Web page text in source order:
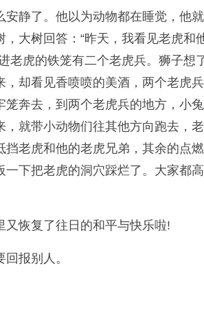
静了。他以为动物都在睡觉，他
大树回答：“昨天，我看见老虎
老虎的铁笼有二个老虎兵。狮子
却看见香喷喷的美酒，两个老虎
奔去，到两个老虎兵的地方，小
就带小动物们往其他方向跑去，
老虎和他的老虎兄弟，其余的点
下把老虎的洞穴踩烂了。大家都
恢复了往日的和平与快乐啦!
报别人。